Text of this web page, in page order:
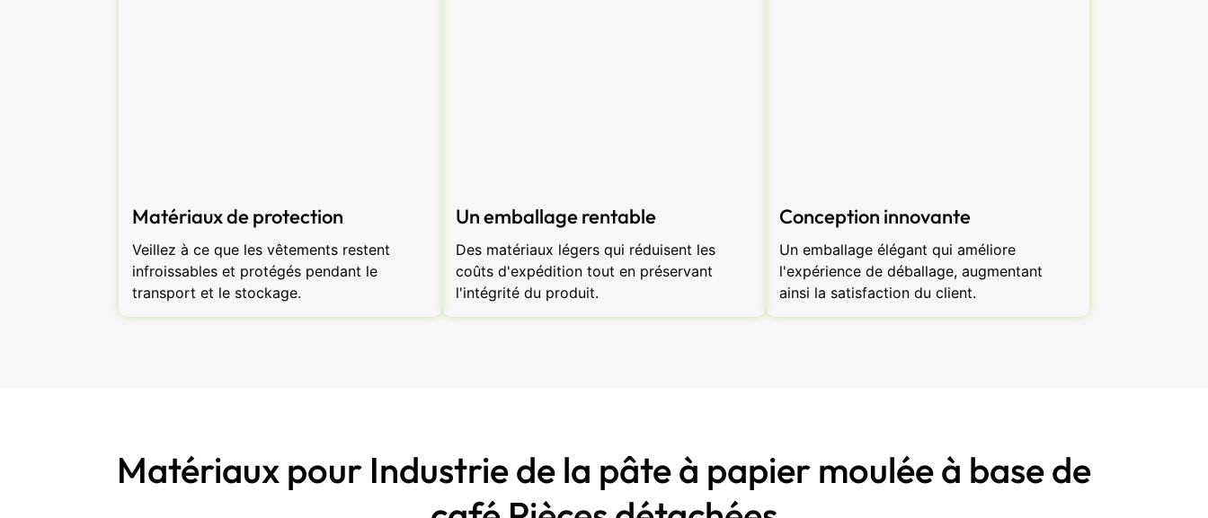
Matériaux de protection
Veillez à ce que les vêtements restent
infroissables et protégés pendant le
transport et le stockage.
Un emballage rentable
Des matériaux légers qui réduisent les
coûts d'expédition tout en préservant
l'intégrité du produit.
Conception innovante
Un emballage élégant qui améliore
l'expérience de déballage, augmentant
ainsi la satisfaction du client.
Matériaux pour Industrie de la pâte à papier moulée à base de